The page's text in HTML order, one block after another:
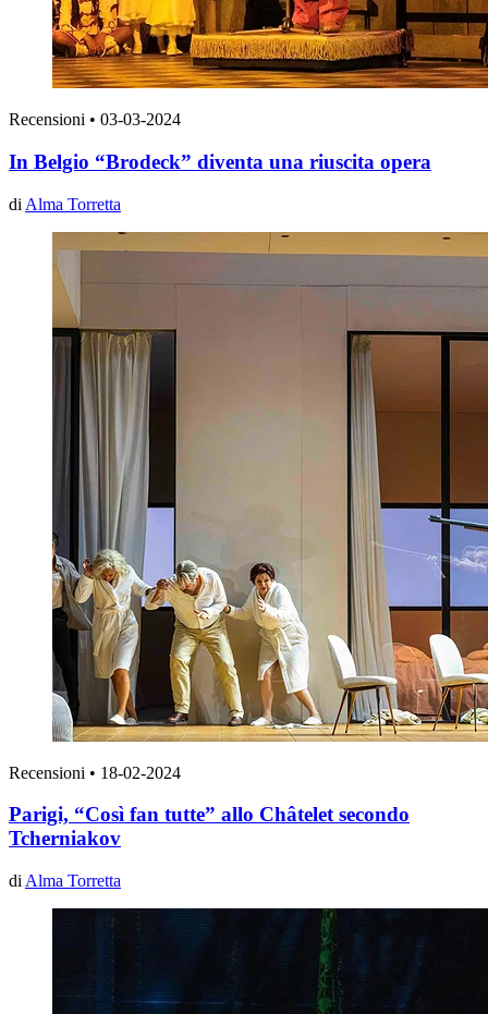
Recensioni • 03-03-2024
In Belgio “Brodeck” diventa una riuscita opera
di Alma Torretta
Recensioni • 18-02-2024
Parigi, “Così fan tutte” allo Châtelet secondo
Tcherniakov
di Alma Torretta